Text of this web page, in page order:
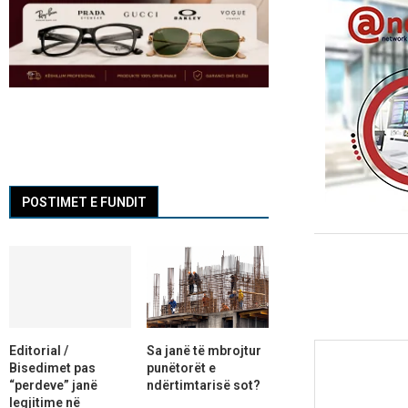
POSTIMET E FUNDIT
Editorial /
Bisedimet pas
“perdeve” janë
legjitime në
Sa janë të mbrojtur
punëtorët e
ndërtimtarisë sot?